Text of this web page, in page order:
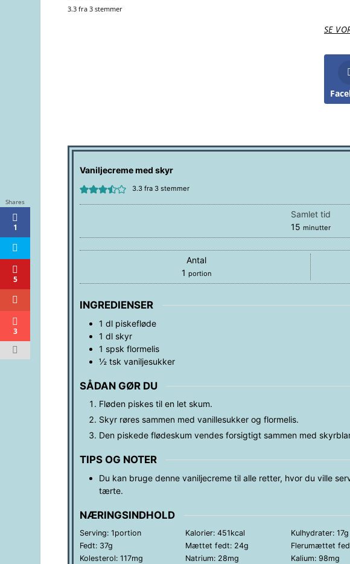
3.3fra 3stemmer
SE
Vaniljecreme med skyr
3.3fra 3stemmer
Samlet tid
15minutter
minutter
Antal
1 portion
INGREDIENSER
1 dl piskefløde
1 dl skyr
1 spsk flormelis
½ tsk vaniljesukker
SÅDAN GØR DU
Fløden piskes til en let skum.
Skyr røres sammen med vanillesukker og flormelis.
Den piskede flødeskum vendes forsigtigt sammen med
TIPS OG NOTER
Du kan bruge denne vaniljecreme til alle retter, hvor du ville
tærte.
NÆRINGSINDHOLD
Serving: 1portion Kalorier: 451kcal Kulhydrater: 17g
Fedt: 37g Mættet fedt: 24g Flerumættet
Kolesterol: 117mg Natrium: 28mg Kalium: 98mg
Shares
1
5
3